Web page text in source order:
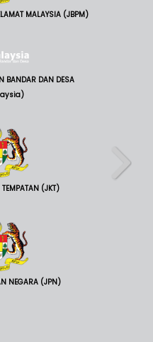
MALAYSIA (JBPM)
BANDAR DAN DESA
(JKT)
NEGARA (JPN)